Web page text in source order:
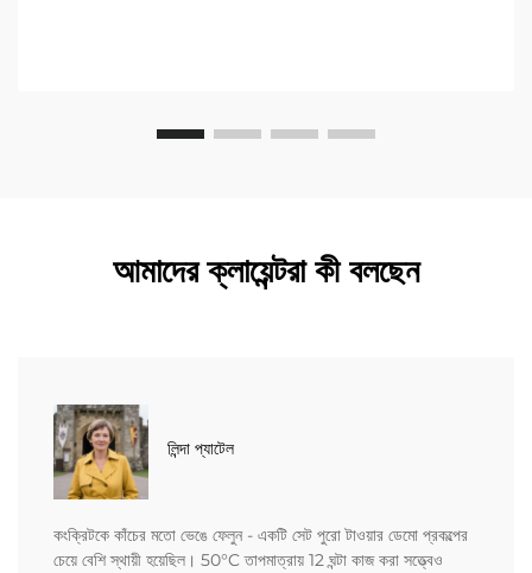
আমাদের ক্লায়েন্টরা কী বলছেন
লিন্দা প্যাটেল
কংক্রিটকে কাঁচের মতো ভেঙে ফেলুন - একটি সেট পুরো টাওয়ার ডেমো প্রকল্পের
চেয়ে বেশি স্থায়ী হয়েছিল। 50°C তাপমাত্রায় 12 ঘন্টা কাজ করা সত্ত্বেও